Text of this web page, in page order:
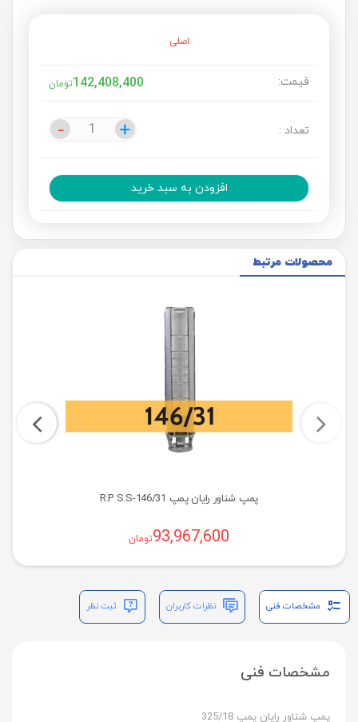
اصلی
قیمت: 142,408,400تومان
تعداد : +
- +
-
افزودن به سبد خرید
محصولات مرتبط
پمپ شناور رایان پمپ R.P S.S-146/31
93,967,600تومان
مشخصات فنی نظرات کاربران ثبت نظر
مشخصات فنی
پمپ شناور رایان پمپ 325/18